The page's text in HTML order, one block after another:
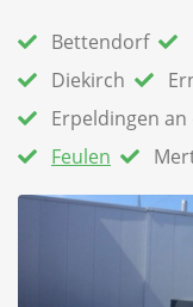
Bettendorf
Diekirch
Erpeldingen
Feulen